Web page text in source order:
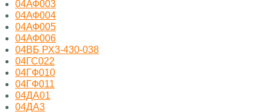
04АФ003
04АФ004
04АФ005
04АФ006
04ВБ РХ3-430-038
04ГС022
04ГФ010
04ГФ011
04ДА01
04ДА3